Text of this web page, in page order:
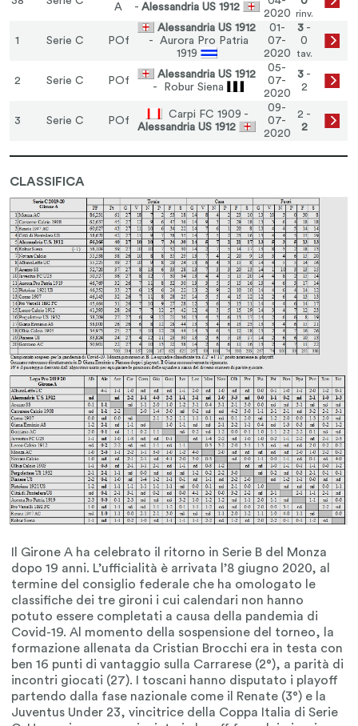
A
- Alessandria US 1912
2020 rinv.
1 Serie C POf
Alessandria US 1912
- Aurora Pro Patria
1919
01-
07-
2020
3 -
0
tav.
2 Serie C POf
Alessandria US 1912
- Robur Siena
05-
07-
2020
3 -
2
3 Serie C POf
Carpi FC 1909 -
Alessandria US 1912
09-
07-
2020
2 -
2
CLASSIFICA